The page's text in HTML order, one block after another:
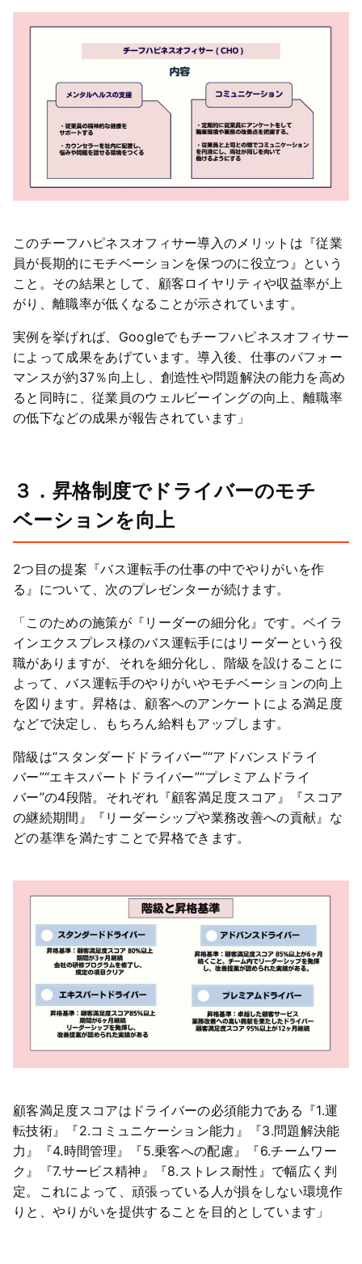
このチーフハピネスオフィサー導入のメリットは『従業
員が長期的にモチベーションを保つのに役立つ』という
こと。その結果として、顧客ロイヤリティや収益率が上
がり、離職率が低くなることが示されています。
実例を挙げれば、Googleでもチーフハピネスオフィサー
によって成果をあげています。導入後、仕事のパフォー
マンスが約37％向上し、創造性や問題解決の能力を高め
ると同時に、従業員のウェルビーイングの向上、離職率
の低下などの成果が報告されています」
３．昇格制度でドライバーのモチ
ベーションを向上
2つ目の提案『バス運転手の仕事の中でやりがいを作
る』について、次のプレゼンターが続けます。
「このための施策が『リーダーの細分化』です。ベイラ
インエクスプレス様のバス運転手にはリーダーという役
職がありますが、それを細分化し、階級を設けることに
よって、バス運転手のやりがいやモチベーションの向上
を図ります。昇格は、顧客へのアンケートによる満足度
などで決定し、もちろん給料もアップします。
階級は“スタンダードドライバー”“アドバンスドライ
バー”“エキスパートドライバー”“プレミアムドライ
バー”の4段階。それぞれ『顧客満足度スコア』『スコア
の継続期間』『リーダーシップや業務改善への貢献』な
どの基準を満たすことで昇格できます。
顧客満足度スコアはドライバーの必須能力である『1.運
転技術』『2.コミュニケーション能力』『3.問題解決能
力』『4.時間管理』『5.乗客への配慮』『6.チームワー
ク』『7.サービス精神』『8.ストレス耐性』で幅広く判
定。これによって、頑張っている人が損をしない環境作
りと、やりがいを提供することを目的としています」